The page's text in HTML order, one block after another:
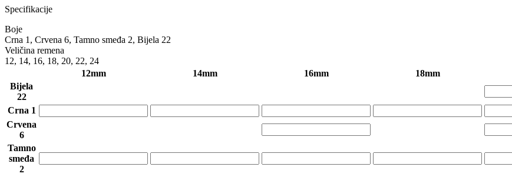
od
do
8.36 €
Specifikacije
Boje
Crna 1, Crvena 6, Tamno smeđa 2, Bijela 22
Veličina remena
12, 14, 16, 18, 20, 22, 24
12mm
14mm 16mm 18mm
Bijela
22
Crna 1
Crvena
6
Tamno
smeđa
2